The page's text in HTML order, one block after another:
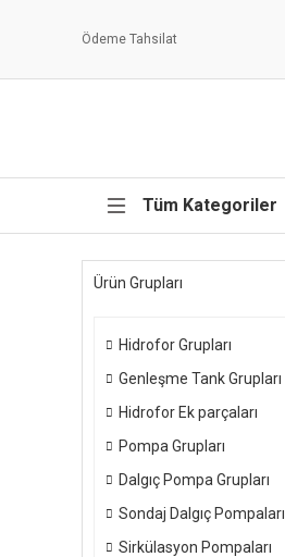
Ödeme Tahsilat
Tüm Kategoriler
Ürün Grupları
Hidrofor Grupları
Genleşme Tank Grupları
Hidrofor Ek parçaları
Pompa Grupları
Dalgıç Pompa Grupları
Sondaj Dalgıç Pompaları
Sirkülasyon Pompaları